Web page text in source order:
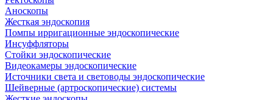
Аноскопы
Жесткая эндоскопия
Помпы ирригационные эндоскопические
Инсуффляторы
Стойки эндоскопические
Видеокамеры эндоскопические
Источники света и световоды эндоскопические
Шейверные (артроскопические) системы